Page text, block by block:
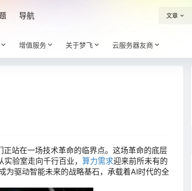
导航 文章
增值服务 关于梦飞 云服务器友商
站在一场技术革命的临界点。这场革命的底层
验室走向千行百业， 算力需求迎来前所未有的
为驱动智能未来的战略基石，承载着AI时代的全